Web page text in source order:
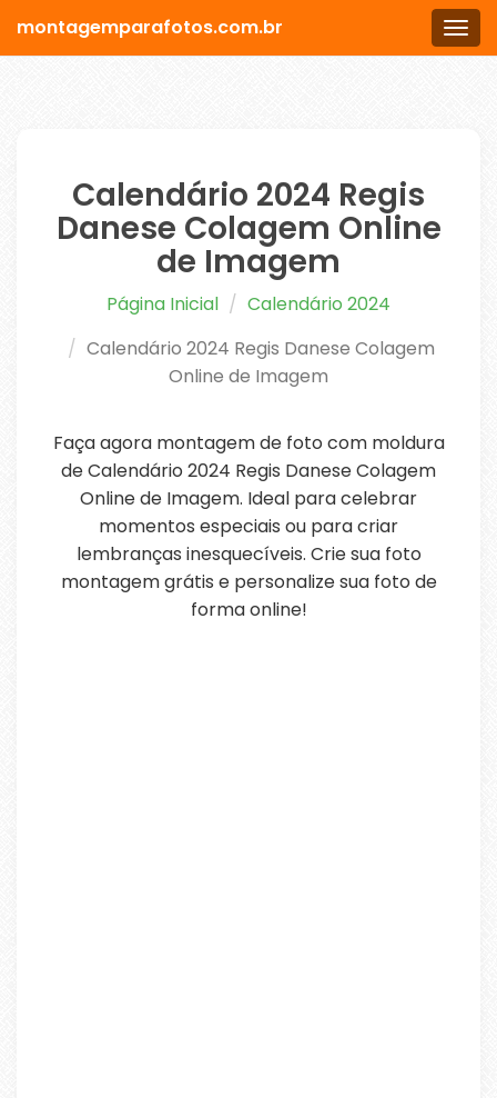
Menu
montagemparafotos.com.br
Calendário 2024 Regis
Danese Colagem Online
de Imagem
Página Inicial
Calendário 2024
Calendário 2024 Regis Danese Colagem
Online de Imagem
Faça agora montagem de foto com moldura
de Calendário 2024 Regis Danese Colagem
Online de Imagem. Ideal para celebrar
momentos especiais ou para criar
lembranças inesquecíveis. Crie sua foto
montagem grátis e personalize sua foto de
forma online!